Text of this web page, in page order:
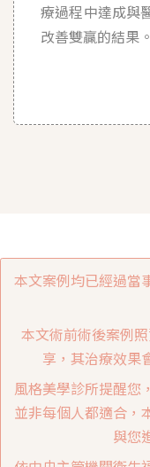
療過程中達成與
改善雙贏的結果。
本文案例均已經過當
本文術前術後案例
享，其治療效果
風格美學診所提醒您
並非每個人都適合，
與您